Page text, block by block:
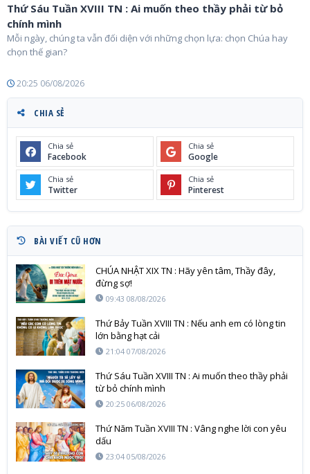
Thứ Sáu Tuần XVIII TN : Ai muốn theo thầy phải từ bỏ
chính mình
Mỗi ngày, chúng ta vẫn đối diện với những chọn lựa: chọn Chúa hay
chọn thế gian?
20:25 06/08/2026
CHIA SẺ
Chia sẻ
Facebook
Chia sẻ
Google
Chia sẻ
Twitter
Chia sẻ
Pinterest
BÀI VIẾT CŨ HƠN
CHÚA NHẬT XIX TN : Hãy yên tâm, Thầy đây,
đừng sợ!
09:43 08/08/2026
Thứ Bảy Tuần XVIII TN : Nếu anh em có lòng tin
lớn bằng hạt cải
21:04 07/08/2026
Thứ Sáu Tuần XVIII TN : Ai muốn theo thầy phải
từ bỏ chính mình
20:25 06/08/2026
Thứ Năm Tuần XVIII TN : Vâng nghe lời con yêu
dấu
23:04 05/08/2026